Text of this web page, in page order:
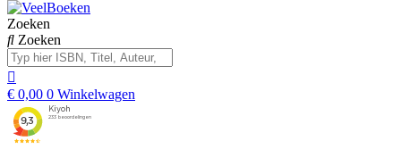
Zoeken
Zoeken
€ 0,00 0 Winkelwagen